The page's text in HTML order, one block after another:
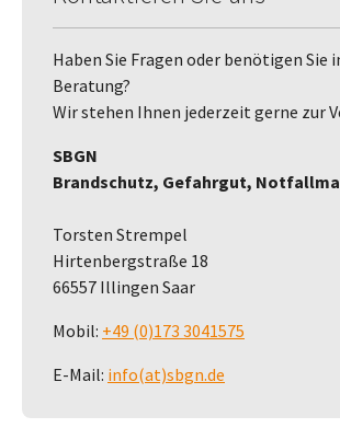
Haben Sie Fragen oder benötigen Sie
Beratung?
Wir stehen Ihnen jederzeit gerne zur
SBGN
Brandschutz, Gefahrgut,
Torsten Strempel
Hirtenbergstraße 18
66557 Illingen Saar
Mobil: +49 (0)173 3041575
E-Mail: info(at)sbgn.de